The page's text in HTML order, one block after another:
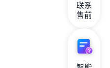
联系
售前